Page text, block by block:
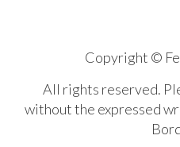
Copyright ©
All rights reserved.
without the expressed